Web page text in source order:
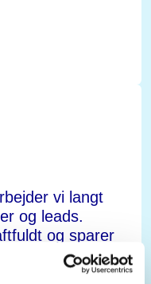
vi langt
og leads.
og sparer
genererer
er en stærk